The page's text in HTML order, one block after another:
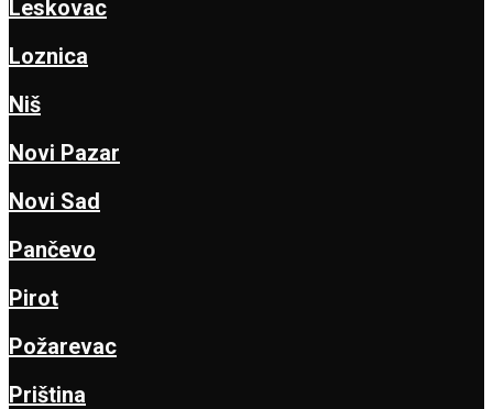
Leskovac
Loznica
Niš
Novi Pazar
Novi Sad
Pančevo
Pirot
Požarevac
Priština